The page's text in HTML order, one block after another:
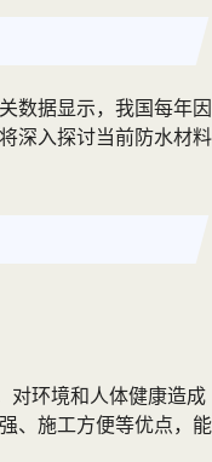
数据显示，我国每年因
深入探讨当前防水材料
对环境和人体健康造成
、施工方便等优点，能